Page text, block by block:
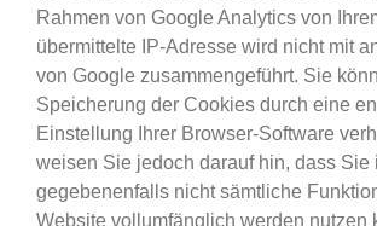
Rahmen von Google Analytics von
übermittelte IP-Adresse wird nicht mit
von Google zusammengeführt. Sie
Speicherung der Cookies durch eine
Einstellung Ihrer Browser-Software
weisen Sie jedoch darauf hin, dass Sie
gegebenenfalls nicht sämtliche
Website vollumfänglich werden nutzen